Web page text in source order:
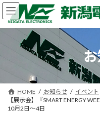
コ
ン
ッ
ナ
ビ
移
HOME お知らせ
イベント
【展示会】『SMART ENERGY
10月2日～4日